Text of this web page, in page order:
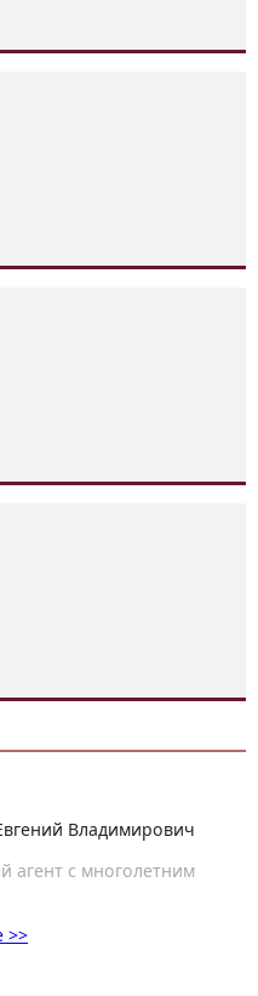
Владимирович
агент с многолетним
>>